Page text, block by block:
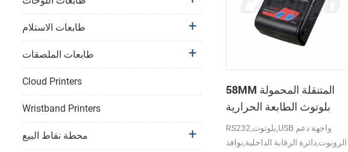
58MM المتنقلة المحمولة
بلوتوث الطابعة الحرارية
PTP-II
RS232,بلوتوث,USB واجهة دعم
الروبوت,دائرة الرقابة الداخلية,نوافذ
طابعات الاستلام
طابعات الملصقات
Cloud Printers
Wristband Printers
محطة نقاط البيع